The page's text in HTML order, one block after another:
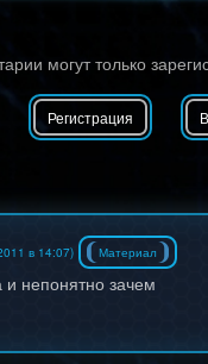
могут только
Регистрация
в 14:07) Материал
и непонятно зачем